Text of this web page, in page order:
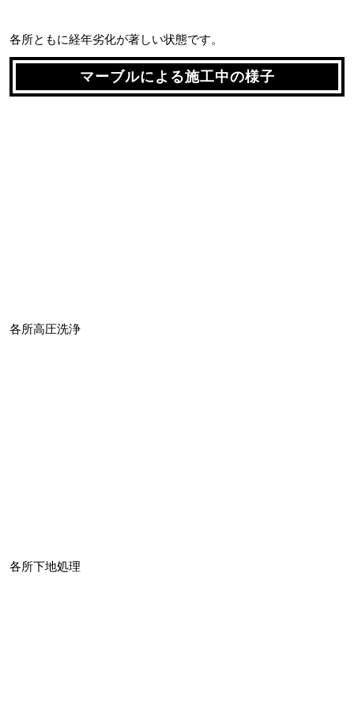
各所ともに経年劣化が著しい状態です。
マーブルによる施工中の様子
各所高圧洗浄
各所下地処理